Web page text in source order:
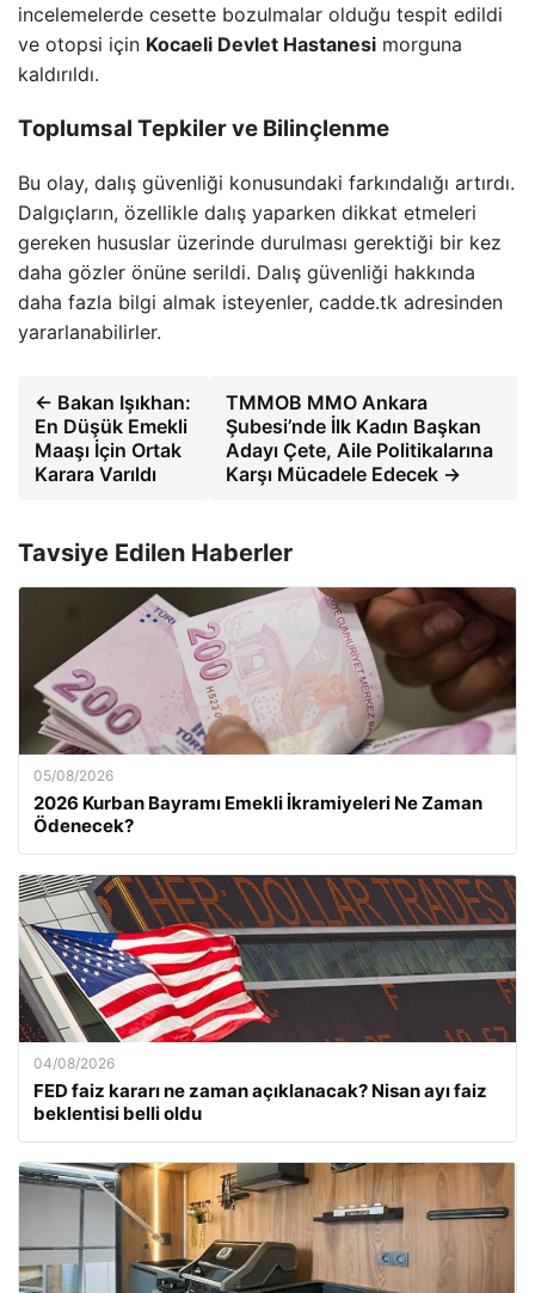
incelemelerde cesette bozulmalar olduğu tespit edildi
ve otopsi için Kocaeli Devlet Hastanesi morguna
kaldırıldı.
Toplumsal Tepkiler ve Bilinçlenme
Bu olay, dalış güvenliği konusundaki farkındalığı artırdı.
Dalgıçların, özellikle dalış yaparken dikkat etmeleri
gereken hususlar üzerinde durulması gerektiği bir kez
daha gözler önüne serildi. Dalış güvenliği hakkında
daha fazla bilgi almak isteyenler, cadde.tk adresinden
yararlanabilirler.
← Bakan Işıkhan:
En Düşük Emekli
Maaşı İçin Ortak
Karara Varıldı
TMMOB MMO Ankara
Şubesi’nde İlk Kadın Başkan
Adayı Çete, Aile Politikalarına
Karşı Mücadele Edecek →
Tavsiye Edilen Haberler
05/08/2026
2026 Kurban Bayramı Emekli İkramiyeleri Ne Zaman
Ödenecek?
04/08/2026
FED faiz kararı ne zaman açıklanacak? Nisan ayı faiz
beklentisi belli oldu